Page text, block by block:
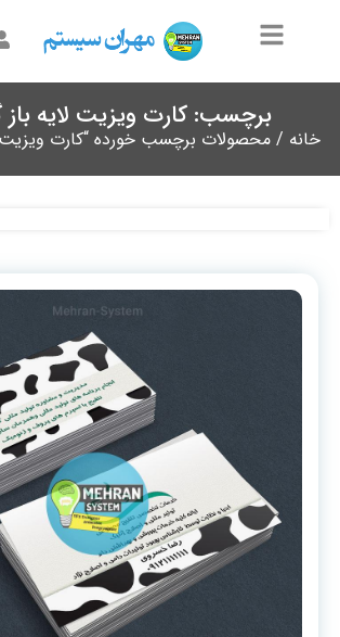
برچسب: کارت ویزیت لایه باز
خانه / محصولات برچسب خورده “کارت ویزیت